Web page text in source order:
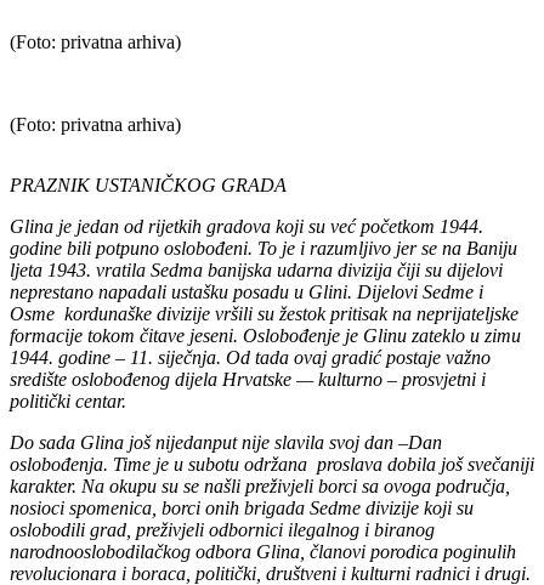
(Foto: privatna arhiva)
(Foto: privatna arhiva)
PRAZNIK USTANIČKOG GRADA
Glina je jedan od rijetkih gradova koji su već početkom 1944.
godine bili potpuno oslobođeni. To je i razumljivo jer se na Baniju
ljeta 1943. vratila Sedma banijska udarna divizija čiji su dijelovi
neprestano napadali ustašku posadu u Glini. Dijelovi Sedme i
Osme kordunaške divizije vršili su žestok pritisak na neprijateljske
formacije tokom čitave jeseni. Oslobođenje je Glinu zateklo u zimu
1944. godine – 11. siječnja. Od tada ovaj gradić postaje važno
središte oslobođenog dijela Hrvatske — kulturno – prosvjetni i
politički centar.
Do sada Glina još nijedanput nije slavila svoj dan –Dan
oslobođenja. Time je u subotu održana proslava dobila još svečaniji
karakter. Na okupu su se našli preživjeli borci sa ovoga područja,
nosioci spomenica, borci onih brigada Sedme divizije koji su
oslobodili grad, preživjeli odbornici ilegalnog i biranog
narodnooslobodilačkog odbora Glina, članovi porodica poginulih
revolucionara i boraca, politički, društveni i kulturni radnici i drugi.